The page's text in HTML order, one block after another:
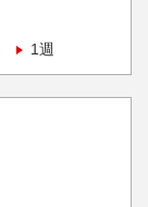
1週